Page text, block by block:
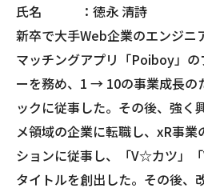
氏名 ：徳永 清詩
新卒で大手Web企業のエンジニ
マッチングアプリ「Poiboy」の
ーを務め、1 → 10の事業成長の
ックに従事した。その後、強く
メ領域の企業に転職し、xR事業
ションに従事し、「V☆カツ」
タイトルを創出した。その後、